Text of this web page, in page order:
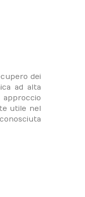
dei
ad alta
utile nel